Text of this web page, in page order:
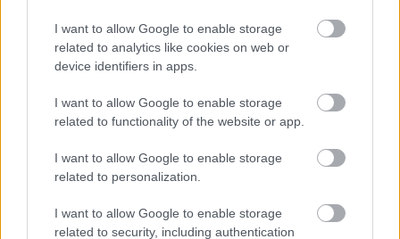
I want to allow Google to enable storage
related to analytics like cookies on web or
device identifiers in apps.
I want to allow Google to enable storage
related to functionality of the website or app.
I want to allow Google to enable storage
related to personalization.
I want to allow Google to enable storage
related to security, including authentication
pedig július 19-én ad koncertet a Pápák Palotájának
díszudvarán.
Szabados
György
Paso Doble
A közönség állva, könnyes szemekkel és hangos
ovációval ünnepelteNagy József koreográfus és